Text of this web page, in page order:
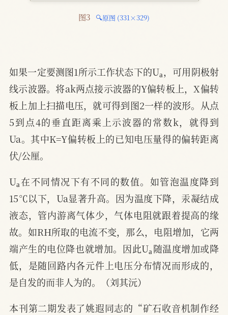
图3 🔍原图 (331×329)
如果一定要测图1所示工作状态下的U ，可用阴极射
线示波器。将ak两点接示波器的Y偏转板上，X偏转
板上加上扫描电压，就可得到图2一样的波形。从点
5到点4的垂直距离乘上示波器的常数k，就得到
Ua。其中K=Y偏转板上的已知电压量得的偏转距离
伏/公厘。
U 在不同情况下有不同的数值。如管泡温度降到
15℃以下，Ua显著升高。因为温度下降，汞凝结成
液态，管内游离气体少，气体电阻就跟着提高的缘
故。如RH所取的电流不变，那么，电阻增加，它两
端产生的电位降也就增加。因此U 随温度增加或降
低，是随回路内各元件上电压分布情况而形成的，
是自发的而非人为的。（刘其沅）
本刊第二期发表了姚遐同志的“矿石收音机制作经